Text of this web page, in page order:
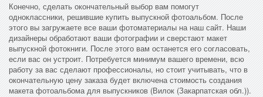
Конечно, сделать окончательный выбор вам помогут
одноклассники, решившие купить выпускной фотоальбом. После
этого вы загружаете все ваши фотоматериалы на наш сайт. Наши
дизайнеры обработают ваши фотографии и сверстают макет
выпускной фотокниги. После этого вам останется его согласовать,
если вас он устроит. Потребуется минимум вашего времени, всю
работу за вас сделают профессионалы, но стоит учитывать, что в
окончательную цену заказа будет включена стоимость создания
макета фотоальбома для выпускников (Вилок (Закарпатская обл.)).